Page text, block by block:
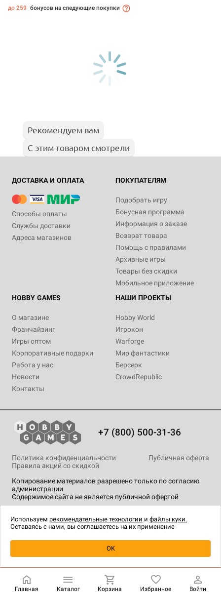
Уведомить о наличии
до 259 бонусов на следующие покупки
Рекомендуем вам
С этим товаром смотрели
ДОСТАВКА И ОПЛАТА
Способы оплаты
Службы доставки
Адреса магазинов
ПОКУПАТЕЛЯМ
Подобрать игру
Бонусная программа
Информация о заказе
Возврат товара
Помощь с правилами
Архивные игры
Товары без скидки
Мобильное приложение
HOBBY GAMES
О магазине
Франчайзинг
Игры оптом
Корпоративные подарки
Работа у нас
Новости
Контакты
НАШИ ПРОЕКТЫ
Hobby World
Игрокон
Warforge
Мир фантастики
Берсерк
CrowdRepublic
+7 (800) 500-31-36
Копирование материалов разрешено только по согласию
администрации
Содержимое сайта не является публичной офертой
Политика конфиденциальности
Публичная оферта
Правила акций со скидкой
технологии.
Главная Каталог Корзина Избранное Войти
Используем рекомендательные технологии и файлы куки.
Оставаясь с нами, вы соглашаетесь на их применение
OK